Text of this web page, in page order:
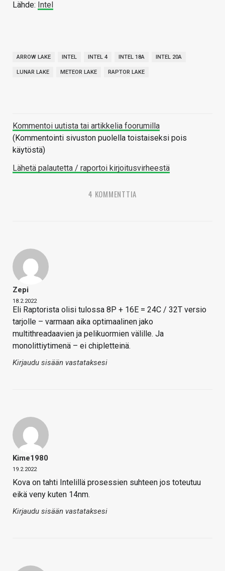
Lähde: Intel
ARROW LAKE INTEL INTEL 4 INTEL 18A INTEL 20A
LUNAR LAKE METEOR LAKE RAPTOR LAKE
Kommentoi uutista tai artikkelia foorumilla
(Kommentointi sivuston puolella toistaiseksi pois
käytöstä)
Lähetä palautetta / raportoi kirjoitusvirheestä
4 KOMMENTTIA
Zepi
18.2.2022
Eli Raptorista olisi tulossa 8P + 16E = 24C / 32T versio
tarjolle – varmaan aika optimaalinen jako
multithreadaavien ja pelikuormien välille. Ja
monolittiytimenä – ei chipletteinä.
Kirjaudu sisään vastataksesi
Kime1980
19.2.2022
Kova on tahti Intelillä prosessien suhteen jos toteutuu
eikä veny kuten 14nm.
Kirjaudu sisään vastataksesi